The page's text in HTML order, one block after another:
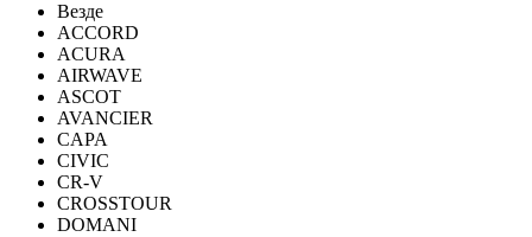
Везде
ACCORD
ACURA
AIRWAVE
ASCOT
AVANCIER
CAPA
CIVIC
CR-V
CROSSTOUR
DOMANI